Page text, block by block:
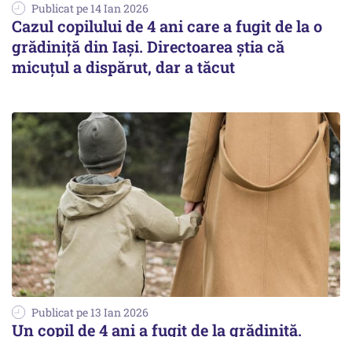
Publicat pe 14 Ian 2026
Cazul copilului de 4 ani care a fugit de la o
grădiniță din Iași. Directoarea știa că
micuțul a dispărut, dar a tăcut
Publicat pe 13 Ian 2026
Un copil de 4 ani a fugit de la grădiniță.